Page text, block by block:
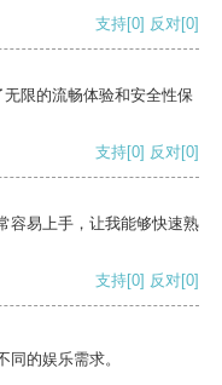
支持[0] 反对[0]
限的流畅体验和安全性保
支持[0] 反对[0]
容易上手，让我能够快速熟
支持[0] 反对[0]
的娱乐需求。